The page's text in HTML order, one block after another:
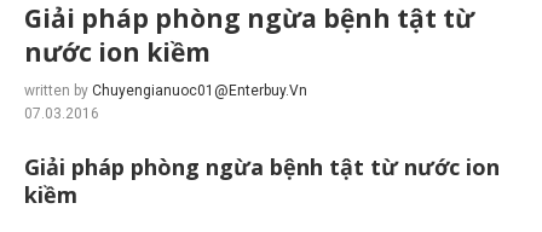
Giải pháp phòng ngừa bệnh tật từ
nước ion kiềm
written by Chuyengianuoc01@enterbuy.vn
07.03.2016
Giải pháp phòng ngừa bệnh tật từ nước ion
kiềm